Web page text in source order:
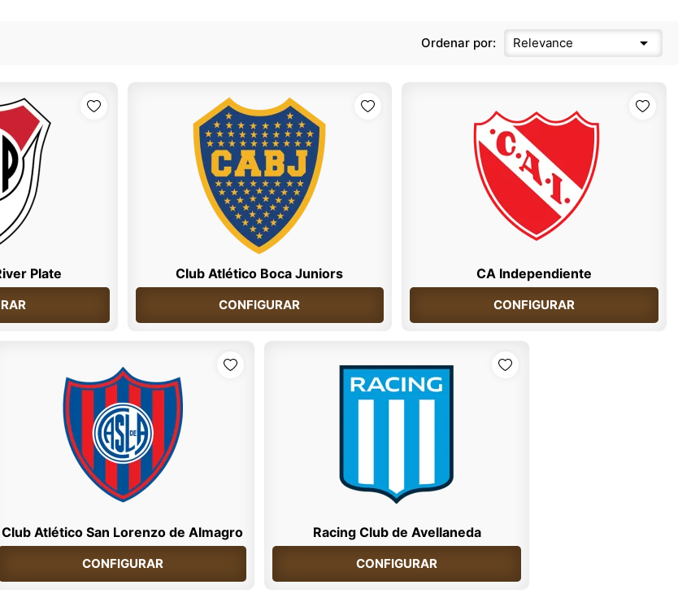
Ordenar por: Relevance 
Plate Club Atlético Boca Juniors
CONFIGURAR
CA Independiente
CONFIGURAR
Club Atlético San Lorenzo de Almagro
CONFIGURAR
Racing Club de Avellaneda
CONFIGURAR